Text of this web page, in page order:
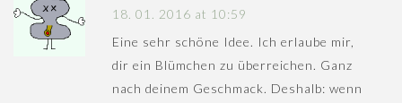
18. 01. 2016 at 10:59
Eine sehr schöne Idee. Ich erlaube mir,
dir ein Blümchen zu überreichen. Ganz
nach deinem Geschmack. Deshalb: wenn